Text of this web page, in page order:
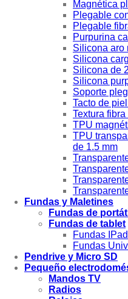
Magnética
Plegable
Plegable
Purpurina
Silicona aro
Silicona
Silicona de
Silicona
Soporte
Tacto de
Textura
TPU
TPU
de 1.5 mm
Fundas y Maletines
Fundas de
Fundas de tablet
Fundas IPad
Fundas
Pendrive y Micro SD
Pequeño
Mandos TV
Radios